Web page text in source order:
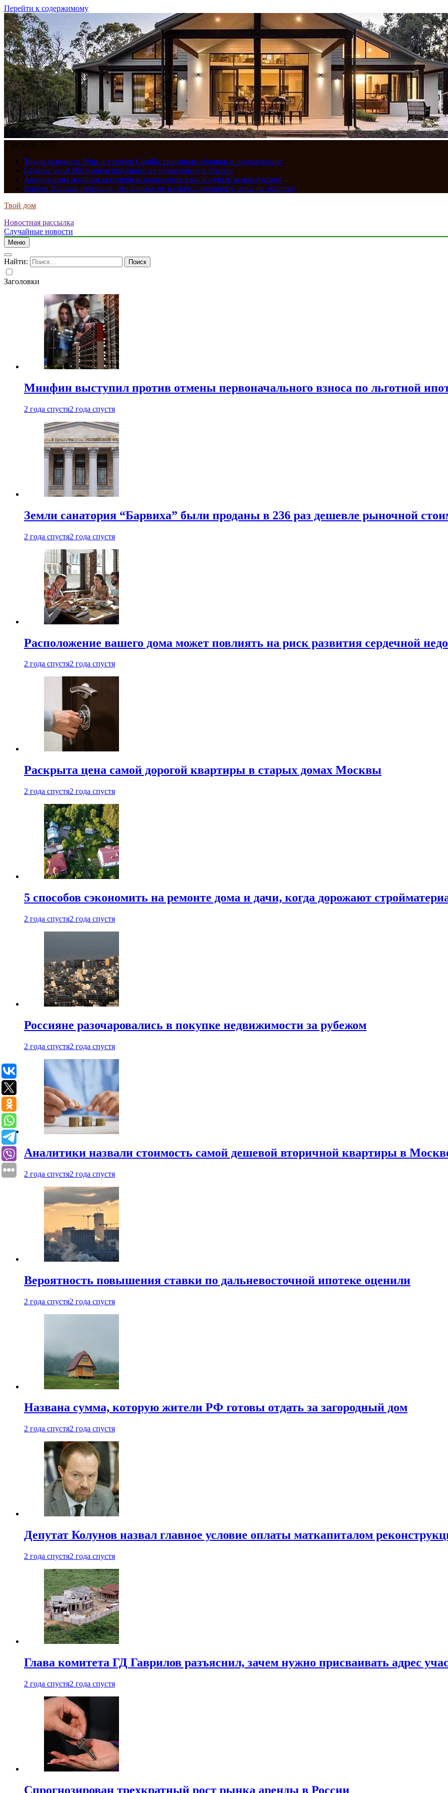
Перейти к содержимому
7 августа, 2026
Toyota освежила Prius и хэтчбек Corolla: скромные обновки и подорожание
Седаны Senat 900 начали продавать по объявлению в России
Американцы научили автомобиль показывать язык и ездить за продуктами
Власти Польши признали, что больше не в силах сдерживать цены на топливо
Твой дом
Новостная рассылка
Случайные новости
Меню
Найти:
Заголовки
Минфин выступил против отмены первоначального взноса по льготной
2 года спустя2 года спустя
Земли санатория “Барвиха” были проданы в 236 раз дешевле рыночной
2 года спустя2 года спустя
Расположение вашего дома может повлиять на риск развития сердечной
2 года спустя2 года спустя
Раскрыта цена самой дорогой квартиры в старых домах Москвы
2 года спустя2 года спустя
5 способов сэкономить на ремонте дома и дачи, когда дорожают
2 года спустя2 года спустя
Россияне разочаровались в покупке недвижимости за рубежом
2 года спустя2 года спустя
Аналитики назвали стоимость самой дешевой вторичной квартиры в
2 года спустя2 года спустя
Вероятность повышения ставки по дальневосточной ипотеке оценили
2 года спустя2 года спустя
Названа сумма, которую жители РФ готовы отдать за загородный дом
2 года спустя2 года спустя
Депутат Колунов назвал главное условие оплаты маткапиталом
2 года спустя2 года спустя
Глава комитета ГД Гаврилов разъяснил, зачем нужно присваивать адрес
2 года спустя2 года спустя
Спрогнозирован трехкратный рост рынка аренды в России